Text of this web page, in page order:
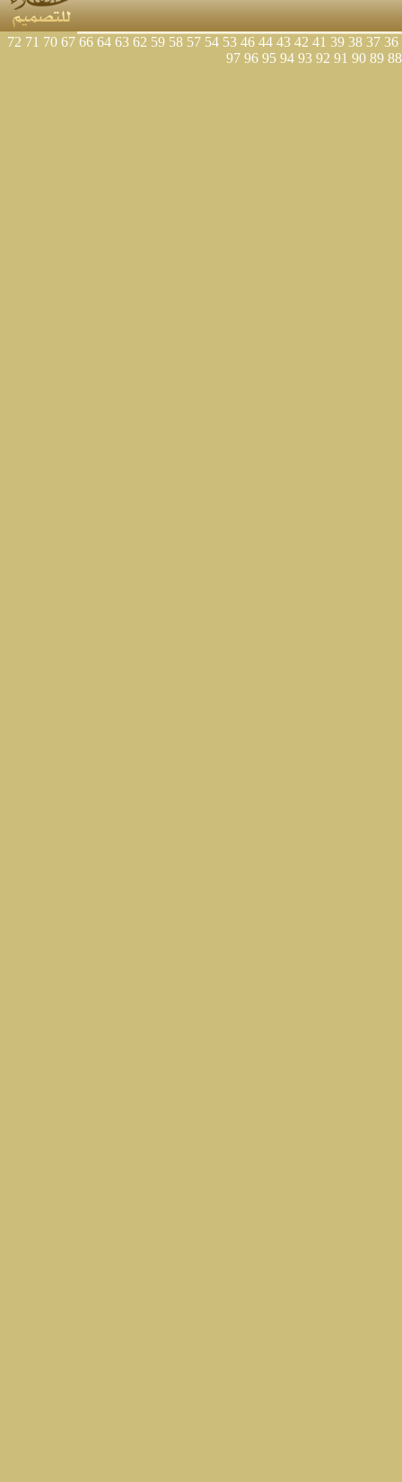
36
37
38
39
41
42
43
44
46
53
54
57
58
59
62
63
64
66
67
70
71
72
88
89
90
91
92
93
94
95
96
97